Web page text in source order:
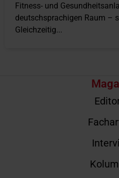
Fitness- und
deutschsprachigen Raum –
Gleichzeitig...